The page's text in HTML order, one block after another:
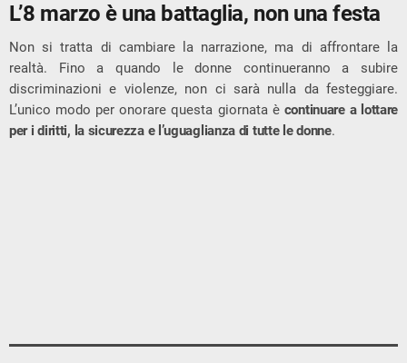
L’8 marzo è una battaglia, non una festa
Non si tratta di cambiare la narrazione, ma di affrontare la
realtà. Fino a quando le donne continueranno a subire
discriminazioni e violenze, non ci sarà nulla da festeggiare.
L’unico modo per onorare questa giornata è continuare a lottare
per i diritti, la sicurezza e l’uguaglianza di tutte le donne.